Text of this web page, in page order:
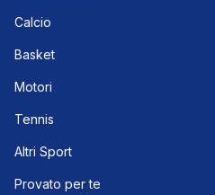
Calcio
Basket
Motori
Tennis
Altri Sport
Provato per te